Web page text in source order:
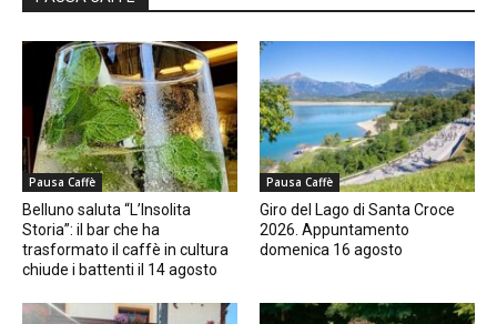
Pausa Caffè
Belluno saluta “L’Insolita
Storia”: il bar che ha
trasformato il caffè in cultura
chiude i battenti il 14 agosto
Pausa Caffè
Giro del Lago di Santa Croce
2026. Appuntamento
domenica 16 agosto